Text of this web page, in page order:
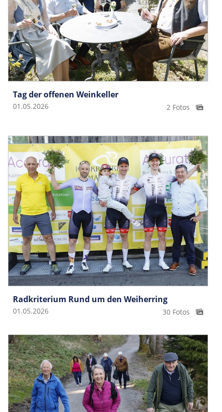
Tag der offenen Weinkeller
01.05.2026 2 Fotos
Radkriterium Rund um den Weiherring
01.05.2026 30 Fotos